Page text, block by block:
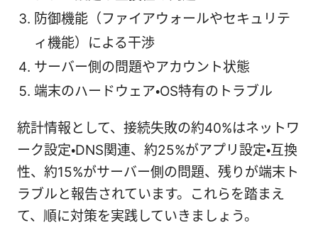
防御機能（ファイアウォールやセキュリテ
ィ機能）による干渉
サーバー側の問題やアカウント状態
端末のハードウェア・OS特有のトラブル
統計情報として、接続失敗の約40%はネットワ
ーク設定・DNS関連、約25%がアプリ設定・互換
性、約15%がサーバー側の問題、残りが端末ト
ラブルと報告されています。これらを踏まえ
て、順に対策を実践していきましょう。